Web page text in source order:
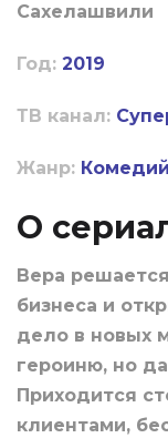
Сахелашвили
Год: 2019
ТВ канал:
Жанр:
О
Вера
бизнеса и
дело в новых
героиню, но
Приходится
клиентами,